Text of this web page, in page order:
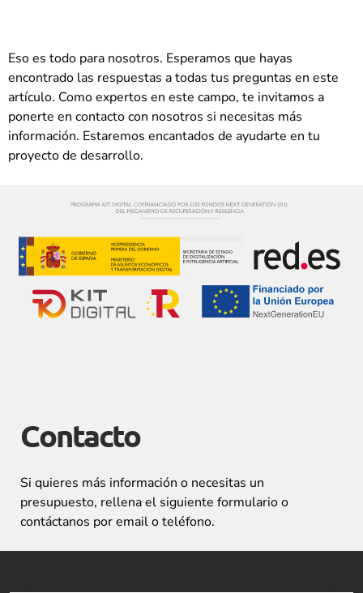
Eso es todo para nosotros. Esperamos que hayas
encontrado las respuestas a todas tus preguntas en este
artículo. Como expertos en este campo, te invitamos a
ponerte en contacto con nosotros si necesitas más
información. Estaremos encantados de ayudarte en tu
proyecto de desarrollo.
Contacto
Si quieres más información o necesitas un
presupuesto, rellena el siguiente formulario o
contáctanos por email o teléfono.